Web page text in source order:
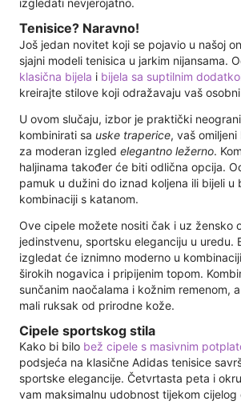
izgledati nevjerojatno.
Tenisice? Naravno!
Još jedan novitet koji se pojavio u našoj
sjajni modeli tenisica u jarkim nijansama.
klasična bijela i bijela sa suptilnim
kreirajte stilove koji odražavaju vaš
U ovom slučaju, izbor je praktički
kombinirati sa uske traperice, vaš
za moderan izgled elegantno ležerno.
haljinama također će biti odlična opcija.
pamuk u dužini do iznad koljena ili bijeli u
kombinaciji s katanom.
Ove cipele možete nositi čak i uz žensko
jedinstvenu, sportsku eleganciju u uredu.
izgledat će iznimno moderno u
širokih nogavica i pripijenim topom.
sunčanim naočalama i kožnim remenom,
mali ruksak od prirodne kože.
Cipele sportskog stila
Kako bi bilo bež cipele s masivnim
podsjeća na klasične Adidas tenisice
sportske elegancije. Četvrtasta peta i
vam maksimalnu udobnost tijekom cijelog